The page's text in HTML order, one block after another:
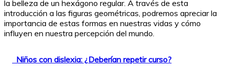
la belleza de un hexágono regular. A través de esta
introducción a las figuras geométricas, podremos apreciar la
importancia de estas formas en nuestras vidas y cómo
influyen en nuestra percepción del mundo.
Niños con dislexia: ¿Deberían repetir curso?